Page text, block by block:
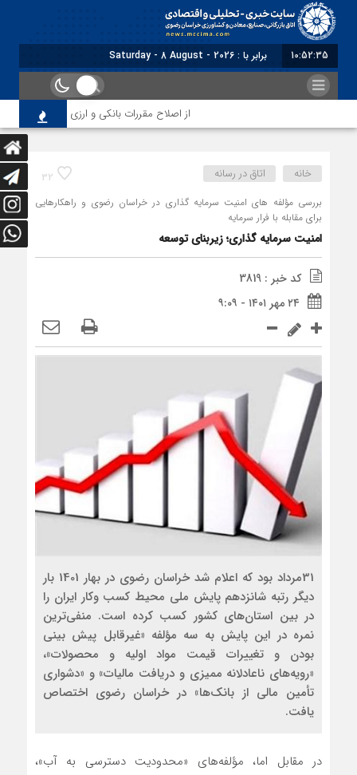
10:52:35 برابر با : Saturday - 8 August - 2026
از اصلاح مقررات بانکی و ارزی تا تقویت پیوند
32 خانه اتاق در رسانه
بررسی مؤلفه های امنیت سرمایه گذاری در خراسان رضوی و راهکارهایی
برای مقابله با فرار سرمایه
امنیت سرمایه گذاری؛ زیربنای توسعه
کد خبر : 3819
۲۴ مهر ۱۴۰۱ - ۹:۰۹
31مرداد بود که اعلام شد خراسان رضوی در بهار 1401 بار
دیگر رتبه شانزدهم پایش ملی محیط کسب‌ وکار ایران را
در بین استان‌های کشور کسب کرده است. منفی‌‌ترین
نمره در این پایش به سه مؤلفه «غیرقابل ‌پیش‌ بینی
بودن و تغییرات قیمت مواد اولیه و محصولات»،
«رویه‌های ناعادلانه ممیزی و دریافت مالیات» و «دشواری
تأمین مالی از بانک‌ها» در خراسان رضوی اختصاص
یافت.
در مقابل اما، مؤلفه‌های «محدودیت‌ دسترسی به آب»،